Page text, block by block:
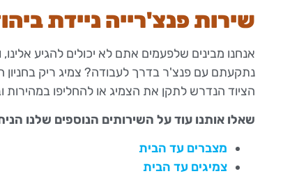
שירות פנצ'רייה ניידת
אנחנו מבינים שלפעמים אתם לא יכולים להגיע אלינו,
נתקעתם עם פנצ'ר בדרך לעבודה? צמיג ריק בחניון
הציוד הנדרש לתקן את הצמיג או להחליפו במהירות
שאלו אותנו עוד על השירותים הנוספים שלנו
מצברים עד הבית
צמיגים עד הבית